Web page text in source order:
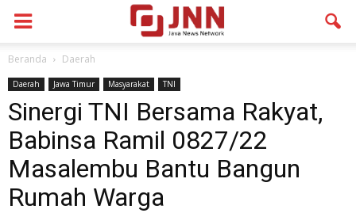
Beranda Daerah
Daerah Jawa Timur Masyarakat TNI
Sinergi TNI Bersama Rakyat,
Babinsa Ramil 0827/22
Masalembu Bantu Bangun
Rumah Warga